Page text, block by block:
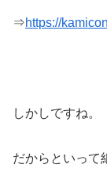
⇒https://
しかしですね。
だからといって